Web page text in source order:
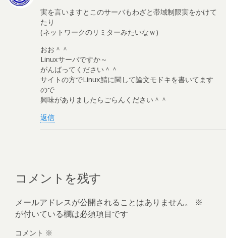
実を言いますとこのサーバもわざと帯域制限実をかけて
たり
(ネットワークのリミターみたいなｗ)
おお＾＾
Linuxサーバですか～
がんばってください＾＾
サイトの方でLinux鯖に関して論文モドキを書いてます
ので
興味がありましたらごらんください＾＾
返信
コメントを残す
メールアドレスが公開されることはありません。
※
が付いている欄は必須項目です
コメント ※